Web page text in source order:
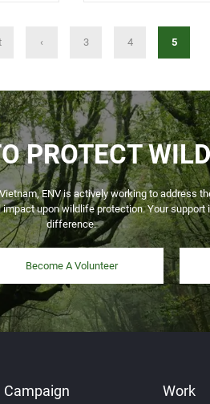
‹ 3 4 5
PROTECT
ENV is actively working to address
upon wildlife protection. Your
difference.
Become A Volunteer
Campaign Work